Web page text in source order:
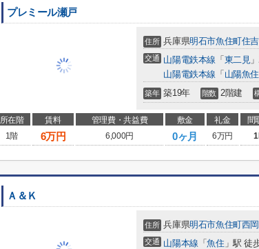
プレミール瀬戸
住所 兵庫県明石市魚住町住吉
交通 山陽電鉄本線 「 東二見
山陽電鉄本線 「 山陽魚住
築年 築19年 階数 2階建
所在階 賃料 管理費・共益費 敷金 礼金 間
1階
6万円 6,000円 0ヶ月 6万円
Ａ＆Ｋ
住所 兵庫県明石市魚住町西岡
交通 山陽本線 「魚住 」駅 徒